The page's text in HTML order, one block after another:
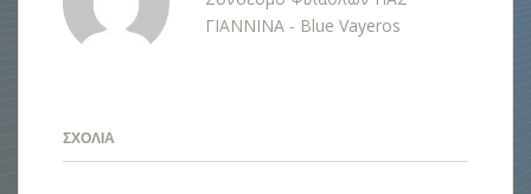
ΓΙΑΝΝΙΝΑ - Blue Vayeros
ΣΧΌΛΙΑ